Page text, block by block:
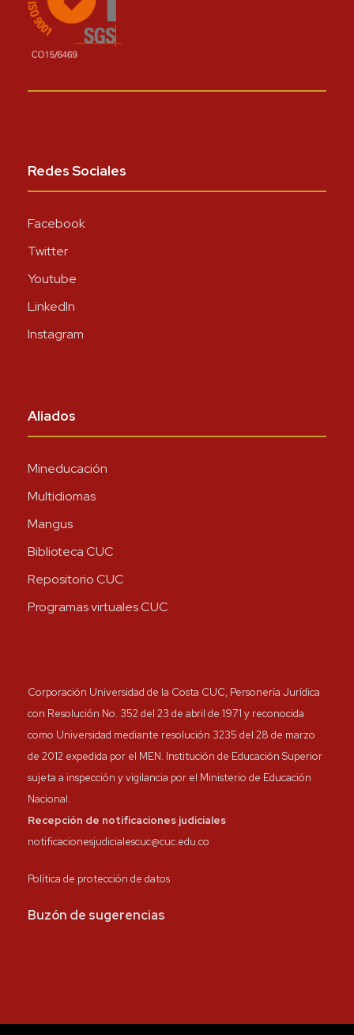
Redes Sociales
Facebook
Twitter
Youtube
LinkedIn
Instagram
Aliados
Mineducación
Multidiomas
Mangus
Biblioteca CUC
Repositorio CUC
Programas virtuales CUC
Corporación Universidad de la Costa CUC, Personería Jurídica
con Resolución No. 352 del 23 de abril de 1971 y reconocida
como Universidad mediante resolución 3235 del 28 de marzo
de 2012 expedida por el MEN. Institución de Educación Superior
sujeta a inspección y vigilancia por el Ministerio de Educación
Nacional.
Recepción de notificaciones judiciales
notificacionesjudicialescuc@cuc.edu.co
Política de protección de datos
Buzón de sugerencias